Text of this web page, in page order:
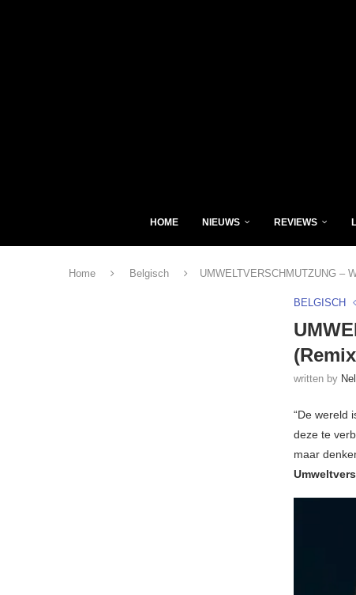
HOME NIEUWS REVIEWS
Home Belgisch UMWELTVERSCHMUTZUNG –
BELGISCH
written by
“De wereld
deze te
maar